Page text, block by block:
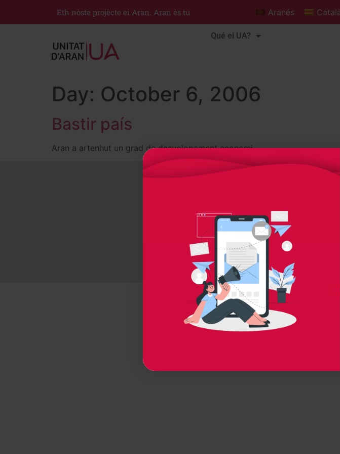
Eth nòste projècte ei Aran. Aran ès tu Aranés
Qué ei UA?
Day: October 6, 2006
Bastir país
Aran a artenhut un grad de desvolopament economi
© 2026 Unitat d'Aran. Toti es drets
Proteccion de donades
Utilisam "cookies" en nòste
experiéncia personalizada e
es sues preferéncies e
"Acceptar totes", accèpte er
"cookies". Totun, pòt visitar
concedir un consentiment
Reglatges de "cookies"